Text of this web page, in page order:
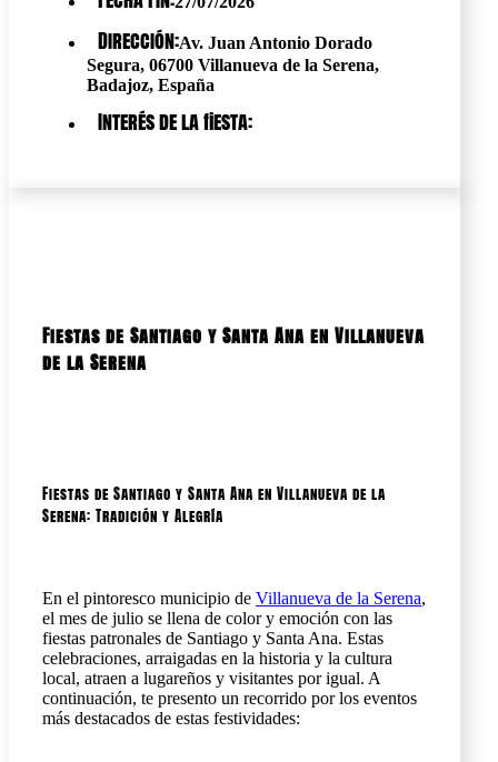
Dirección:Av. Juan Antonio Dorado
Segura, 06700 Villanueva de la Serena,
Badajoz, España
Interés de la fiesta:
Fiestas de Santiago y Santa Ana en Villanueva
de la Serena
Fiestas de Santiago y Santa Ana en Villanueva de la
Serena: Tradición y Alegría
En el pintoresco municipio de Villanueva de la Serena,
el mes de julio se llena de color y emoción con las
fiestas patronales de Santiago y Santa Ana. Estas
celebraciones, arraigadas en la historia y la cultura
local, atraen a lugareños y visitantes por igual. A
continuación, te presento un recorrido por los eventos
más destacados de estas festividades: